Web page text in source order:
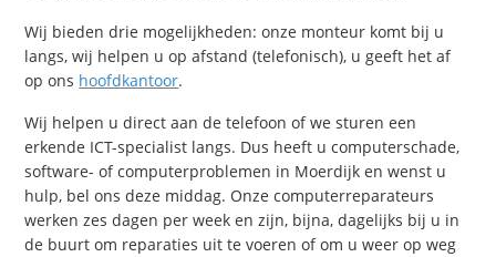
Wij bieden drie mogelijkheden: onze monteur komt bij u
langs, wij helpen u op afstand (telefonisch), u geeft het af
op ons hoofdkantoor.
Wij helpen u direct aan de telefoon of we sturen een
erkende ICT-specialist langs. Dus heeft u computerschade,
software- of computerproblemen in Moerdijk en wenst u
hulp, bel ons deze middag. Onze computerreparateurs
werken zes dagen per week en zijn, bijna, dagelijks bij u in
de buurt om reparaties uit te voeren of om u weer op weg